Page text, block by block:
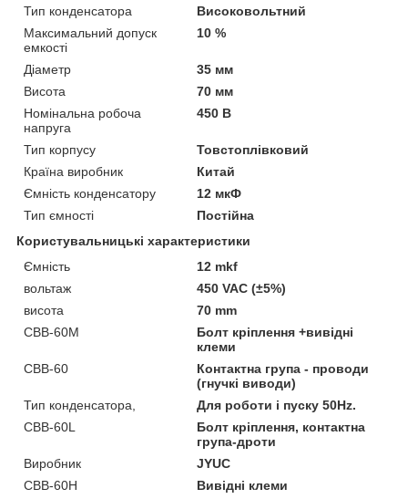
Тип конденсатора
Високовольтний
Максимальний допуск
емкості
10 %
Діаметр
35 мм
Висота
70 мм
Номінальна робоча
напруга
450 В
Тип корпусу
Товстоплівковий
Країна виробник
Китай
Ємність конденсатору
12 мкФ
Тип ємності
Постійна
Користувальницькі характеристики
Ємність
12 mkf
вольтаж
450 VAC (±5%)
висота
70 mm
CBB-60М
Болт кріплення +вивідні
клеми
CBB-60
Контактна група - проводи
(гнучкі виводи)
Тип конденсатора,
Для роботи і пуску 50Hz.
CBB-60L
Болт кріплення, контактна
група-дроти
Виробник
JYUC
CBB-60H
Вивідні клеми